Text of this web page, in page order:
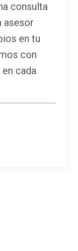
consulta
asesor
en tu
con
cada